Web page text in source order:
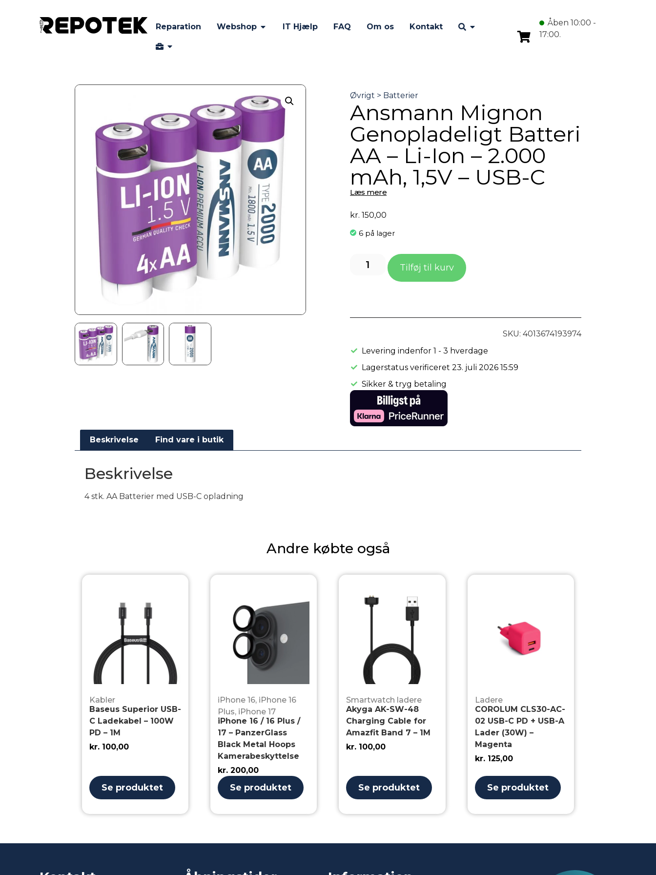
Reparation Webshop IT Hjælp FAQ Om os Kontakt
Åben 10:00 -
17:00.
Ansmann Mignon
Genopladeligt Batteri
AA – Li-Ion – 2.000
mAh, 1,5V – USB-C
Læs mere
kr. 150,00
6 på lager
Tilføj til kurv
SKU: 4013674193974
Levering indenfor 1 - 3 hverdage
Lagerstatus verificeret 23. juli 2026 15:59
Sikker & tryg betaling
Beskrivelse Find vare i butik
Beskrivelse
4 stk. AA Batterier med USB-C opladning
Andre købte også
Kabler
Baseus Superior USB-
C Ladekabel – 100W
PD – 1M
kr.100,00
Se produktet
iPhone 16, iPhone 16
Plus, iPhone 17
iPhone 16 / 16 Plus /
17 – PanzerGlass
Black Metal Hoops
Kamerabeskyttelse
kr. 200,00
Se produktet
Smartwatch ladere
Akyga AK-SW-48
Charging Cable for
Amazfit Band 7 – 1M
kr. 100,00
Se produktet
Ladere
COROLUM CLS30-AC-
02 USB-C PD + USB-A
Lader (30W) –
Magenta
kr.125,00
Se produktet